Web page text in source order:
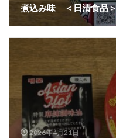
煮込み味 ＜日清食品＞
2026年4月21日